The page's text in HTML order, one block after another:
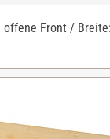
offene Front /